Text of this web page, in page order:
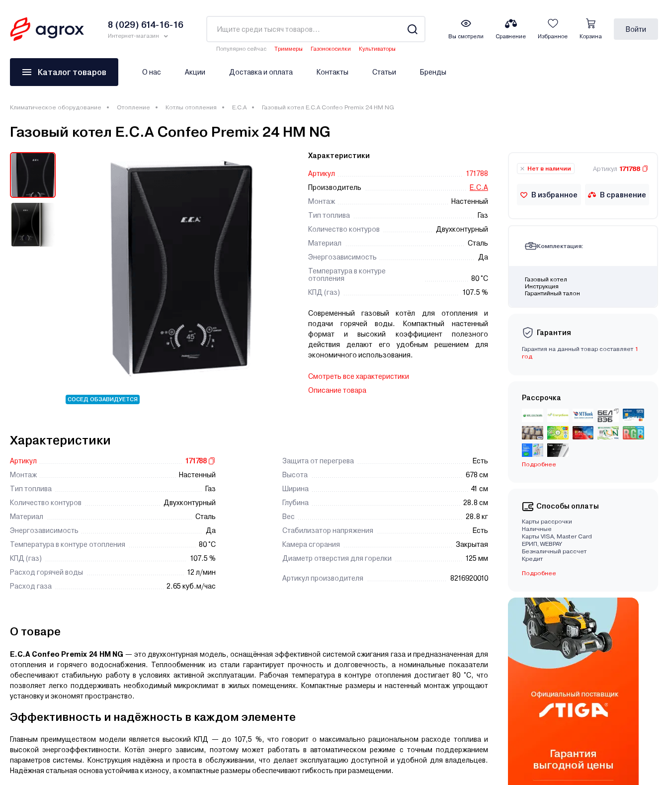
8 (029) 614-16-16
Интернет-магазин
Популярно сейчас Триммеры Газонокосилки
Культиваторы
Вы смотрели Сравнение Избранное Корзина
Войти
Каталог товаров О нас Акции Доставка и оплата Контакты Статьи Бренды
Климатическое оборудование Отопление Котлы отопления E.C.A Газовый котел E.C.A Confeo Premix 24 HM NG
Газовый котел E.C.A Confeo Premix 24 HM NG
СОСЕД ОБЗАВИДУЕТСЯ
Характеристики
Артикул
171788
Производитель
E.C.A
Монтаж
Настенный
Тип топлива
Газ
Количество контуров
Двухконтурный
Материал
Сталь
Энергозависимость
Да
Температура в контуре
отопления
80 °C
КПД (газ)
107.5 %
Современный газовый котёл для отопления и
подачи горячей воды. Компактный настенный
формат и высокий коэффициент полезного
действия делают его удобным решением для
экономичного использования.
Смотреть все характеристики
Описание товара
Характеристики
Артикул
171788
Монтаж
Настенный
Тип топлива
Газ
Количество контуров
Двухконтурный
Материал
Сталь
Энергозависимость
Да
Температура в контуре отопления
80 °C
КПД (газ)
107.5 %
Расход горячей воды
12 л/мин
Расход газа
2.65 куб.м/час
Защита от перегрева
Есть
Высота
678 см
Ширина
41 см
Глубина
28.8 см
Вес
28.8 кг
Стабилизатор напряжения
Есть
Камера сгорания
Закрытая
Диаметр отверстия для горелки
125 мм
Артикул производителя 8216920010
О товаре
E.C.A Confeo Premix 24 HM NG — это двухконтурная модель, оснащённая эффективной системой сжигания газа и предназначенная для
отопления и горячего водоснабжения. Теплообменник из стали гарантирует прочность и долговечность, а номинальные показатели
обеспечивают стабильную работу в условиях активной эксплуатации. Рабочая температура в контуре отопления достигает 80 °C, что
позволяет легко поддерживать необходимый микроклимат в жилых помещениях. Компактные размеры и настенный монтаж упрощают
установку и экономят пространство.
Эффективность и надёжность в каждом элементе
Главным преимуществом модели является высокий КПД — до 107,5 %, что говорит о максимально рациональном расходе топлива и
высокой энергоэффективности. Котёл энерго зависим, поэтому может работать в автоматическом режиме с точным поддержанием
параметров системы. Конструкция надёжна и проста в обслуживании, что делает эксплуатацию доступной и удобной для владельцев.
Надёжная стальная основа устойчива к износу, а компактные размеры обеспечивают гибкость при размещении.
Нет в наличии Артикул 171788
В избранное В сравнение
Комплектация:
Газовый котел
Инструкция
Гарантийный талон
Гарантия
Гарантия на данный товар составляет 1
год
Рассрочка
Подробнее
Способы оплаты
Карты рассрочки
Наличные
Карты VISA, Master Card
EРИП, WEBPAY
Безналичный рассчет
Кредит
Подробнее